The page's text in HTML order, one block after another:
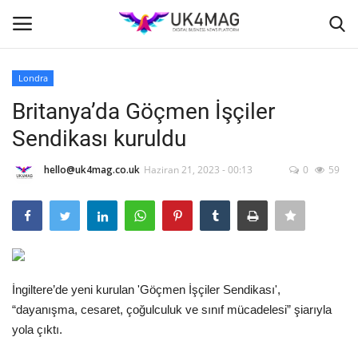
Ana Sayfa
İş Platformu
TVNET
TOPLUM
İş İlanları
Londra
Britanya’da Göçmen İşçiler
Sendikası kuruldu
hello@uk4mag.co.uk Haziran 21, 2023 - 00:13 0 59
İngiltere’de yeni kurulan 'Göçmen İşçiler Sendikası',
“dayanışma, cesaret, çoğulculuk ve sınıf mücadelesi” şiarıyla
yola çıktı.